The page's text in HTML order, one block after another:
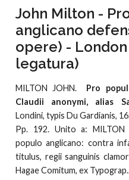
John Milton -
anglicano
opere) -
legatura)
MILTON JOHN.
Pro
Claudii anonymi, alias
Londini, typis Du Gardianis,
Pp. 192. Unito a: MILTON
populo anglicano: contra
titulus, regii sanguinis
Hagae Comitum, ex